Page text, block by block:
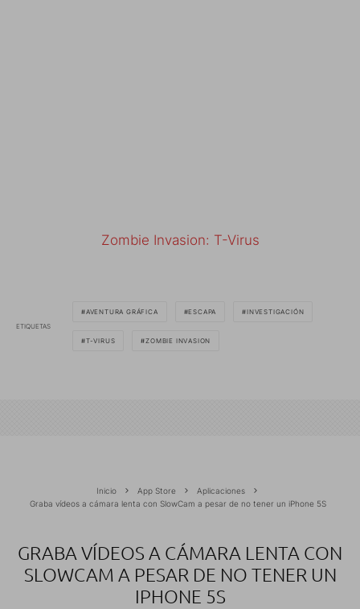
Zombie Invasion: T-Virus
ETIQUETAS
AVENTURA GRÁFICA ESCAPA INVESTIGACIÓN
T-VIRUS ZOMBIE INVASION
Inicio App Store
Aplicaciones
Graba vídeos a cámara lenta con SlowCam a pesar de no tener un iPhone 5S
GRABA VÍDEOS A CÁMARA LENTA CON
SLOWCAM A PESAR DE NO TENER UN
IPHONE 5S